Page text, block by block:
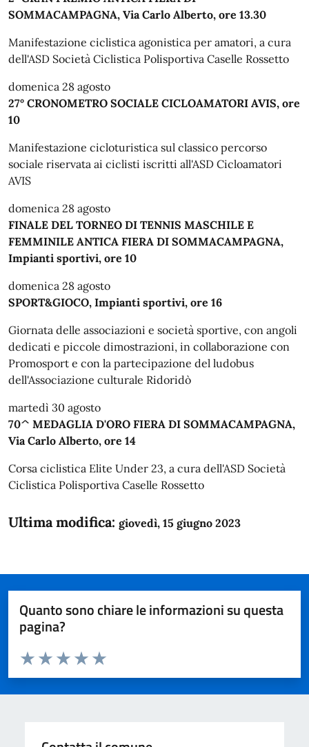
SOMMACAMPAGNA, Via Carlo Alberto, ore 13.30
Manifestazione ciclistica agonistica per amatori, a cura
dell'ASD Società Ciclistica Polisportiva Caselle Rossetto
domenica 28 agosto
27° CRONOMETRO SOCIALE CICLOAMATORI AVIS, ore
10
Manifestazione cicloturistica sul classico percorso
sociale riservata ai ciclisti iscritti all'ASD Cicloamatori
AVIS
domenica 28 agosto
FINALE DEL TORNEO DI TENNIS MASCHILE E
FEMMINILE ANTICA FIERA DI SOMMACAMPAGNA,
Impianti sportivi, ore 10
domenica 28 agosto
SPORT&GIOCO, Impianti sportivi, ore 16
Giornata delle associazioni e società sportive, con angoli
dedicati e piccole dimostrazioni, in collaborazione con
Promosport e con la partecipazione del ludobus
dell'Associazione culturale Ridoridò
martedì 30 agosto
70^ MEDAGLIA D'ORO FIERA DI SOMMACAMPAGNA,
Via Carlo Alberto, ore 14
Corsa ciclistica Elite Under 23, a cura dell'ASD Società
Ciclistica Polisportiva Caselle Rossetto
Ultima modifica: giovedì, 15 giugno 2023
Quanto sono chiare le informazioni su questa
pagina?
Domanda
Valuta da 1 a 5 stelle la pagina
Valuta 5 stelle su 5
Valuta 4 stelle su 5
Valuta 3 stelle su 5
Valuta 2 stelle su 5
Valuta 1 stelle su 5